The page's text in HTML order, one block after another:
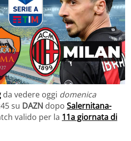
da vedere oggi domenica
su DAZN dopo Salernitana-
valido per la 11a giornata di